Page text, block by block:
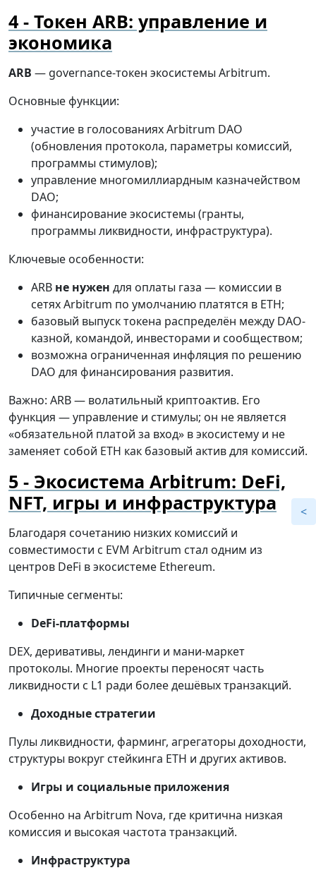
Токен ARB: управление и
экономика
ARB — governance-токен экосистемы Arbitrum.
Основные функции:
участие в голосованиях Arbitrum DAO
(обновления протокола, параметры комиссий,
программы стимулов);
управление многомиллиардным казначейством
DAO;
финансирование экосистемы (гранты,
программы ликвидности, инфраструктура).
Ключевые особенности:
ARB не нужен для оплаты газа — комиссии в
сетях Arbitrum по умолчанию платятся в ETH;
базовый выпуск токена распределён между DAO-
казной, командой, инвесторами и сообществом;
возможна ограниченная инфляция по решению
DAO для финансирования развития.
Важно: ARB — волатильный криптоактив. Его
функция — управление и стимулы; он не является
«обязательной платой за вход» в экосистему и не
заменяет собой ETH как базовый актив для комиссий.
Экосистема Arbitrum: DeFi,
NFT, игры и инфраструктура
Благодаря сочетанию низких комиссий и
совместимости с EVM Arbitrum стал одним из
центров DeFi в экосистеме Ethereum.
Типичные сегменты:
DeFi-платформы
DEX, деривативы, лендинги и мани-маркет
протоколы. Многие проекты переносят часть
ликвидности с L1 ради более дешёвых транзакций.
Доходные стратегии
Пулы ликвидности, фарминг, агрегаторы доходности,
структуры вокруг стейкинга ETH и других активов.
Игры и социальные приложения
Особенно на Arbitrum Nova, где критична низкая
комиссия и высокая частота транзакций.
Инфраструктура